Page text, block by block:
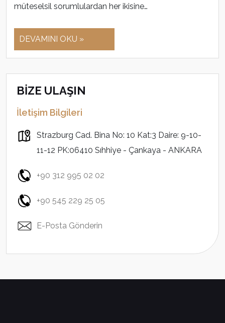
müteselsil sorumlulardan her ikisine…
DEVAMINI OKU »
BİZE ULAŞIN
İletişim Bilgileri
Strazburg Cad. Bina No: 10 Kat:3 Daire: 9-10-
11-12 PK:06410 Sıhhiye - Çankaya - ANKARA
+90 312 995 02 02
+90 545 229 25 05
E-Posta Gönderin